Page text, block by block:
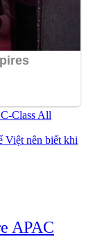
Class All
Việt nên biết khi
APAC